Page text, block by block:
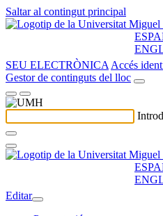
Saltar al contingut principal
SEU ELECTRÒNICA Accés
Gestor de continguts del lloc
Editar